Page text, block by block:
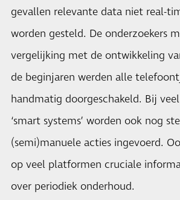
gevallen relevante data niet real-
worden gesteld. De onderzoekers
vergelijking met de ontwikkeling
de beginjaren werden alle
handmatig doorgeschakeld. Bij
‘smart systems’ worden ook nog
(semi)manuele acties ingevoerd.
op veel platformen cruciale
over periodiek onderhoud.